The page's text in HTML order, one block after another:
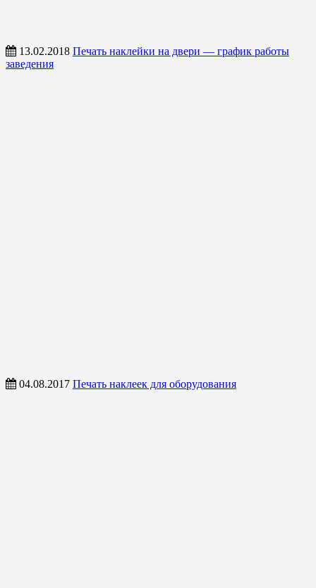
13.02.2018 Печать наклейки на двери — график работы
заведения
04.08.2017 Печать наклеек для оборудования